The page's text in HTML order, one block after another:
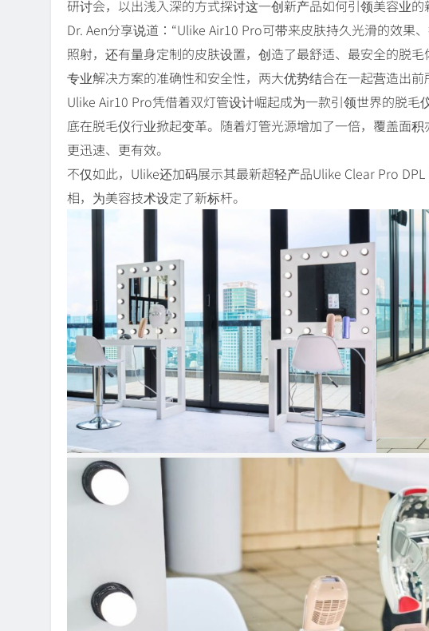
研讨会，以出浅入深的方式探讨这一创新产品如何引领美容业的
Dr. Aen分享说道：“Ulike Air10 Pro可带来皮肤持久光滑的效果
照射，还有量身定制的皮肤设置，创造了最舒适、最安全的脱
专业解决方案的准确性和安全性，两大优势结合在一起营造出
Ulike Air10 Pro凭借着双灯管设计崛起成为一款引领世界的脱毛
底在脱毛仪行业掀起变革。随着灯管光源增加了一倍，覆盖面
更迅速、更有效。
不仅如此，Ulike还加码展示其最新超轻产品Ulike Clear Pro
相，为美容技术设定了新标杆。